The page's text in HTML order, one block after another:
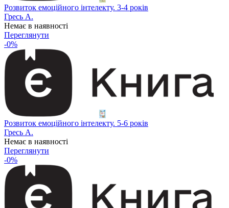
Розвиток емоційного інтелекту. 3-4 років
Гресь А.
Немає в наявності
Переглянути
-0%
Розвиток емоційного інтелекту. 5-6 років
Гресь А.
Немає в наявності
Переглянути
-0%